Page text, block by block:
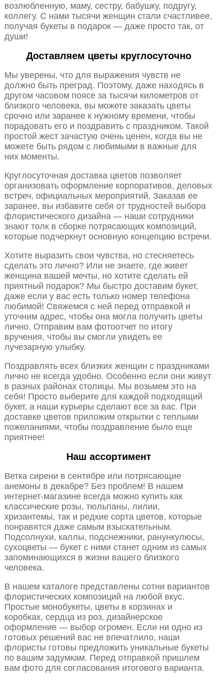
возлюбленную, маму, сестру, бабушку, подругу,
коллегу. С нами тысячи женщин стали счастливее,
получая букеты в подарок — даже просто так, от
души!
Доставляем цветы круглосуточно
Мы уверены, что для выражения чувств не
должно быть преград. Поэтому, даже находясь в
другом часовом поясе за тысячи километров от
близкого человека, вы можете заказать цветы
срочно или заранее к нужному времени, чтобы
порадовать его и поздравить с праздником. Такой
простой жест зачастую очень ценен, когда вы не
можете быть рядом с любимыми в важные для
них моменты.
Круглосуточная доставка цветов позволяет
организовать оформление корпоративов, деловых
встреч, официальных мероприятий. Заказав ее
заранее, вы избавите себя от трудностей выбора
флористического дизайна — наши сотрудники
знают толк в сборке потрясающих композиций,
которые подчеркнут основную концепцию встречи.
Хотите выразить свои чувства, но стесняетесь
сделать это лично? Или не знаете, где живет
женщина вашей мечты, но хотите сделать ей
приятный подарок? Мы быстро доставим букет,
даже если у вас есть только номер телефона
любимой! Свяжемся с ней перед отправкой и
уточним адрес, чтобы она могла получить цветы
лично. Отправим вам фотоотчет по итогу
вручения, чтобы вы смогли увидеть ее
лучезарную улыбку.
Поздравлять всех близких женщин с праздниками
лично не всегда удобно. Особенно если они живут
в разных районах столицы. Мы возьмем это на
себя! Просто выберите для каждой подходящий
букет, а наши курьеры сделают все за вас. При
доставке цветов приложим открытки с теплыми
пожеланиями, чтобы поздравление было еще
приятнее!
Наш ассортимент
Ветка сирени в сентябре или потрясающие
анемоны в декабре? Без проблем! В нашем
интернет-магазине всегда можно купить как
классические розы, тюльпаны, лилии,
хризантемы, так и редкие сорта цветов, которые
понравятся даже самым взыскательным.
Подсолнухи, каллы, подснежники, ранункулюсы,
сухоцветы — букет с ними станет одним из самых
запоминающихся в жизни вашего близкого
человека.
В нашем каталоге представлены сотни вариантов
флористических композиций на любой вкус.
Простые монобукеты, цветы в корзинах и
коробках, сердца из роз, дизайнерское
оформление — выбор огромен. Если ни одно из
готовых решений вас не впечатлило, наши
флористы готовы предложить уникальные букеты
по вашим задумкам. Перед отправкой пришлем
вам фото для согласования итогового варианта.